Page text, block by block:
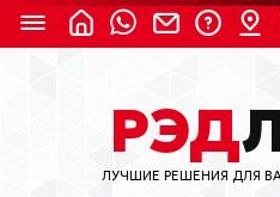
8 (800)
Мск)
Бесплатно
РЭД
ЛУЧШИЕ РЕШЕНИЯ ДЛЯ